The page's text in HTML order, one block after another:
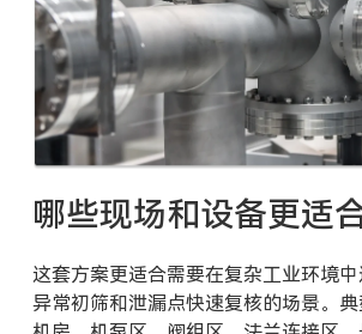
哪些现场和设备更适
这套方案更适合需要在复杂工业环境中
异常初筛和泄漏点快速复核的场景。